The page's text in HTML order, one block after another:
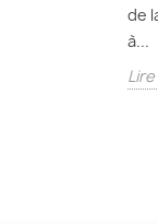
de
à...